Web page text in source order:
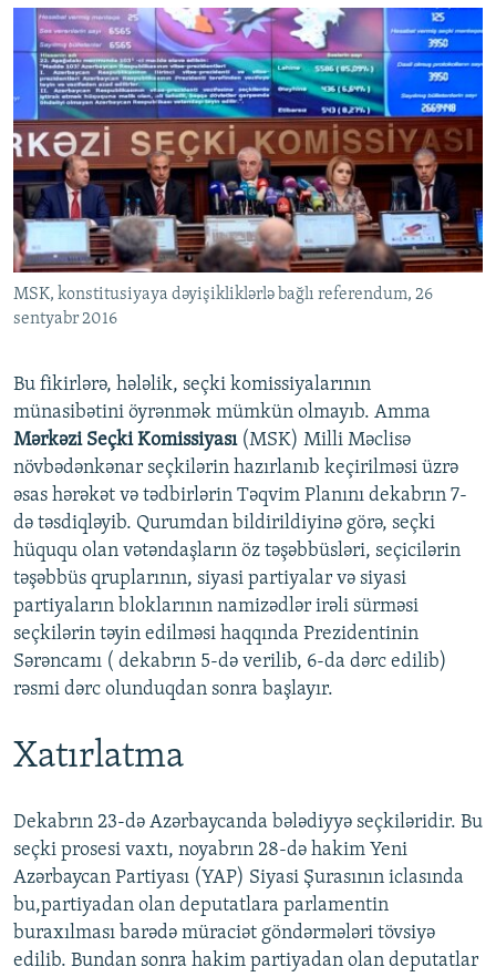
MSK, konstitusiyaya dəyişikliklərlə bağlı referendum, 26
sentyabr 2016
Bu fikirlərə, hələlik, seçki komissiyalarının
münasibətini öyrənmək mümkün olmayıb. Amma
Mərkəzi Seçki Komissiyası(MSK) Milli Məclisə
növbədənkənar seçkilərin hazırlanıb keçirilməsi üzrə
əsas hərəkət və tədbirlərin Təqvim Planını dekabrın 7-
də təsdiqləyib. Qurumdan bildirildiyinə görə, seçki
hüququ olan vətəndaşların öz təşəbbüsləri, seçicilərin
təşəbbüs qruplarının, siyasi partiyalar və siyasi
partiyaların bloklarının namizədlər irəli sürməsi
seçkilərin təyin edilməsi haqqında Prezidentinin
Sərəncamı ( dekabrın 5-də verilib, 6-da dərc edilib)
rəsmi dərc olunduqdan sonra başlayır.
Xatırlatma
Dekabrın 23-də Azərbaycanda bələdiyyə seçkiləridir. Bu
seçki prosesi vaxtı, noyabrın 28-də hakim Yeni
Azərbaycan Partiyası (YAP) Siyasi Şurasının iclasında
bu,partiyadan olan deputatlara parlamentin
buraxılması barədə müraciət göndərmələri tövsiyə
edilib. Bundan sonra hakim partiyadan olan deputatlar